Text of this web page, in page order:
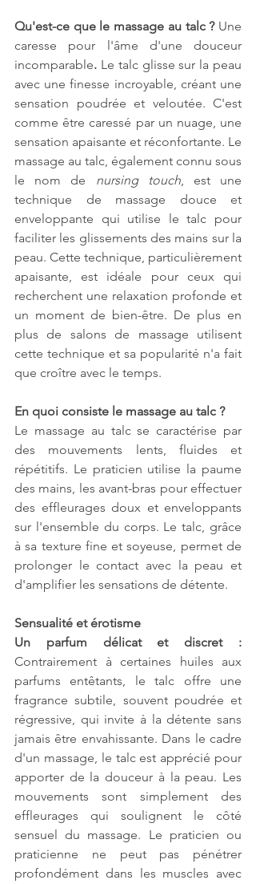
Qu'est-ce que le massage au talc ? Une
caresse pour l'âme d'une douceur
incomparable. Le talc glisse sur la peau
avec une finesse incroyable, créant une
sensation poudrée et veloutée. C'est
comme être caressé par un nuage, une
sensation apaisante et réconfortante. Le
massage au talc, également connu sous
le nom de nursing touch, est une
technique de massage douce et
enveloppante qui utilise le talc pour
faciliter les glissements des mains sur la
peau. Cette technique, particulièrement
apaisante, est idéale pour ceux qui
recherchent une relaxation profonde et
un moment de bien-être. De plus en
plus de salons de massage utilisent
cette technique et sa popularité n'a fait
que croître avec le temps.
En quoi consiste le massage au talc ?
Le massage au talc se caractérise par
des mouvements lents, fluides et
répétitifs. Le praticien utilise la paume
des mains, les avant-bras pour effectuer
des effleurages doux et enveloppants
sur l'ensemble du corps. Le talc, grâce
à sa texture fine et soyeuse, permet de
prolonger le contact avec la peau et
d'amplifier les sensations de détente.
Sensualité et érotisme
Un parfum délicat et discret :
Contrairement à certaines huiles aux
parfums entêtants, le talc offre une
fragrance subtile, souvent poudrée et
régressive, qui invite à la détente sans
jamais être envahissante. Dans le cadre
d'un massage, le talc est apprécié pour
apporter de la douceur à la peau. Les
mouvements sont simplement des
effleurages qui soulignent le côté
sensuel du massage. Le praticien ou
praticienne ne peut pas pénétrer
profondément dans les muscles avec